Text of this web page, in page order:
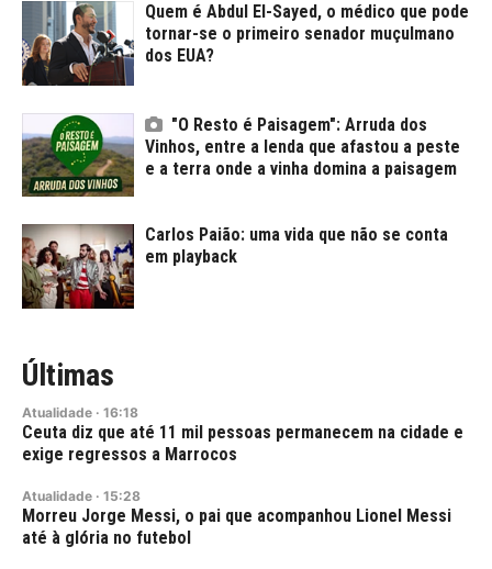
Quem é Abdul El-Sayed, o médico que pode
tornar-se o primeiro senador muçulmano
dos EUA?
"O Resto é Paisagem": Arruda dos
Vinhos, entre a lenda que afastou a peste
e a terra onde a vinha domina a paisagem
Carlos Paião: uma vida que não se conta
em playback
Últimas
Atualidade · 16:18
Ceuta diz que até 11 mil pessoas permanecem na cidade e
exige regressos a Marrocos
Atualidade · 15:28
Morreu Jorge Messi, o pai que acompanhou Lionel Messi
até à glória no futebol